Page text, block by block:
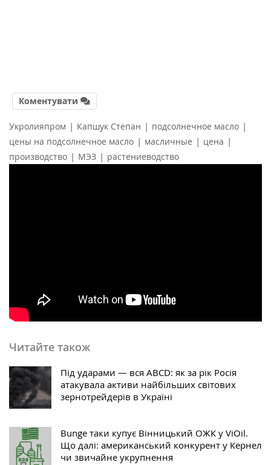
Коментувати
Укролияпром | Капшук Степан | подсолнечное масло |
цены на подсолнечное масло | масличные | цена |
производство | МЭЗ | растениеводство
Читайте також
Під ударами — вся ABCD: як за рік Росія
атакувала активи найбільших світових
зернотрейдерів в Україні
Bunge таки купує Вінницький ОЖК у ViOil.
Що далі: американський конкурент у Кернел
чи звичайне укрупнення